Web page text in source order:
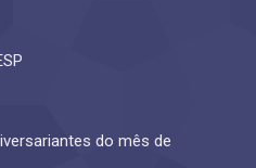
do mês de